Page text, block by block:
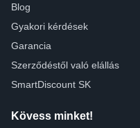
Blog
Gyakori kérdések
Garancia
Szerződéstől való elállás
SmartDiscount SK
Kövess minket!